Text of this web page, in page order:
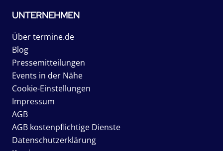
UNTERNEHMEN
Über termine.de
Blog
Pressemitteilungen
Events in der Nähe
Cookie-Einstellungen
Impressum
AGB
AGB kostenpflichtige Dienste
Datenschutzerklärung